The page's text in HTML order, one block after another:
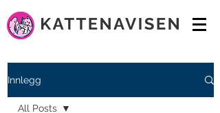
Innlegg
All Posts